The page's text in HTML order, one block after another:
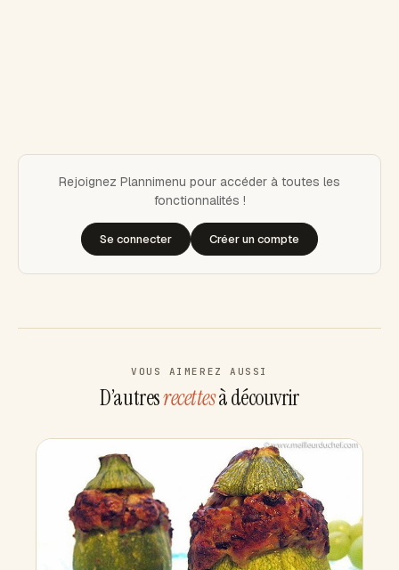
Rejoignez Plannimenu pour accéder à toutes les
fonctionnalités !
Se connecter Créer un compte
VOUS AIMEREZ AUSSI
D’autresrecettesà découvrir